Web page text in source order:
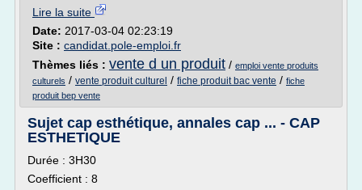
Lire la suite
Date: 2017-03-04 02:23:19
Site : candidat.pole-emploi.fr
Thèmes liés : vente d un produit / emploi vente produits
culturels / vente produit culturel / fiche produit bac vente / fiche
produit bep vente
Sujet cap esthétique, annales cap ... - CAP
ESTHETIQUE
Durée : 3H30
Coefficient : 8